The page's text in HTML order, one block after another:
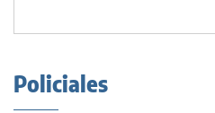
Policiales